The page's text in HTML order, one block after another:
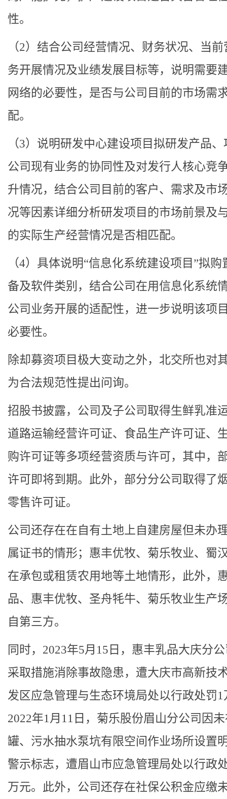
性。
（2）结合公司经营情况、财务状况、当
务开展情况及业绩发展目标等，说明需要
网络的必要性，是否与公司目前的市场需
配。
（3）说明研发中心建设项目拟研发产品
公司现有业务的协同性及对发行人核心竞
升情况，结合公司目前的客户、需求及市
况等因素详细分析研发项目的市场前景及
的实际生产经营情况是否相匹配。
（4）具体说明“信息化系统建设项目”拟购
备及软件类别，结合公司在用信息化系统
公司业务开展的适配性，进一步说明该项
必要性。
除却募资项目极大变动之外，北交所也对
为合法规范性提出问询。
招股书披露，公司及子公司取得生鲜乳准
道路运输经营许可证、食品生产许可证、
购许可证等多项经营资质与许可，其中，
许可即将到期。此外，部分分公司取得了
零售许可证。
公司还存在在自有土地上自建房屋但未办
属证书的情形；惠丰优牧、菊乐牧业、蜀
在承包或租赁农用地等土地情形，此外，
品、惠丰优牧、圣舟牦牛、菊乐牧业生产
自第三方。
同时，2023年5月15日，惠丰乳品大庆分
采取措施消除事故隐患，遭大庆市高新技
发区应急管理与生态环境局处以行政处罚1
2022年1月11日，菊乐股份眉山分公司因
罐、污水抽水泵坑有限空间作业场所设置
警示标志，遭眉山市应急管理局处以行政
万元。此外，公司还存在社保公积金应缴